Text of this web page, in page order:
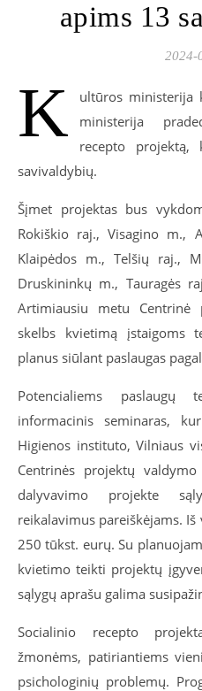
apims 13
2024-
K
ultūros ministerija
ministerija
recepto projektą,
savivaldybių.
Šįmet projektas bus
Rokiškio raj., Visagino m.,
Klaipėdos m., Telšių raj.,
Druskininkų m., Tauragės
Artimiausiu metu Centrinė
skelbs kvietimą įstaigoms
planus siūlant paslaugas
Potencialiems paslaugų
informacinis seminaras,
Higienos instituto, Vilniaus
Centrinės projektų
dalyvavimo projekte
reikalavimus pareiškėjams.
250 tūkst. eurų. Su
kvietimo teikti projektų
sąlygų aprašu galima
Socialinio recepto
žmonėms, patiriantiems
psichologinių problemų.